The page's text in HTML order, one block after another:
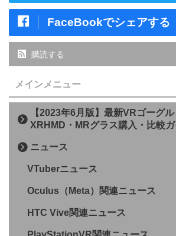
FaceBookでシェアする
購読する
メインメニュー
【2023年6月版】最新VRゴーグ
XRHMD・MRグラス購入・比較
ニュース
VTuberニュース
Oculus（Meta）関連ニュース
HTC Vive関連ニュース